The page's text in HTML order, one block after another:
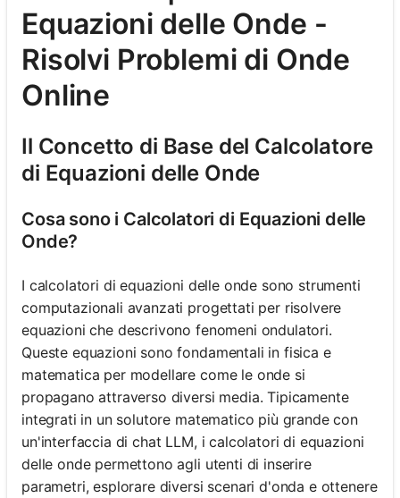
Equazioni delle Onde -
Risolvi Problemi di Onde
Online
Il Concetto di Base del Calcolatore
di Equazioni delle Onde
Cosa sono i Calcolatori di Equazioni delle
Onde?
I calcolatori di equazioni delle onde sono strumenti
computazionali avanzati progettati per risolvere
equazioni che descrivono fenomeni ondulatori.
Queste equazioni sono fondamentali in fisica e
matematica per modellare come le onde si
propagano attraverso diversi media. Tipicamente
integrati in un solutore matematico più grande con
un'interfaccia di chat LLM, i calcolatori di equazioni
delle onde permettono agli utenti di inserire
parametri, esplorare diversi scenari d'onda e ottenere